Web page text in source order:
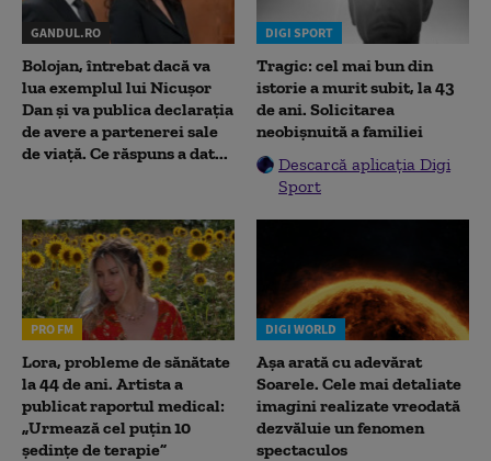
GANDUL.RO
Bolojan, întrebat dacă va
lua exemplul lui Nicușor
Dan și va publica declarația
de avere a partenerei sale
de viață. Ce răspuns a dat...
DIGI SPORT
Tragic: cel mai bun din
istorie a murit subit, la 43
de ani. Solicitarea
neobișnuită a familiei
Descarcă aplicația Digi
Sport
PRO FM
Lora, probleme de sănătate
la 44 de ani. Artista a
publicat raportul medical:
„Urmează cel puțin 10
ședințe de terapie”
DIGI WORLD
Așa arată cu adevărat
Soarele. Cele mai detaliate
imagini realizate vreodată
dezvăluie un fenomen
spectaculos